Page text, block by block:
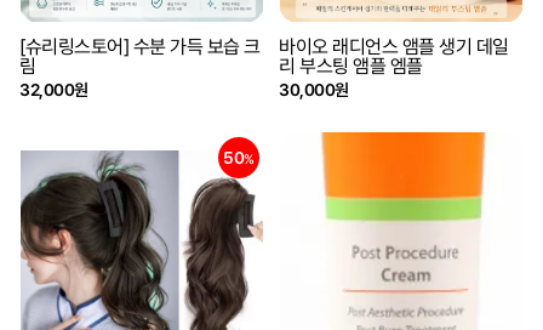
[슈리링스토어] 수분 가득 보습 크
림
32,000원
바이오 래디언스 앰플 생기 데일
리 부스팅 앰플 엠플
30,000원
50%